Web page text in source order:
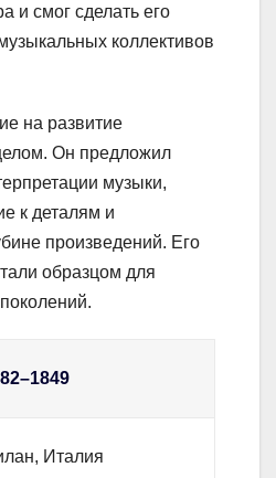
и смог сделать его
коллективов
на развитие
Он предложил
музыки,
к деталям и
произведений. Его
образцом для
Италия